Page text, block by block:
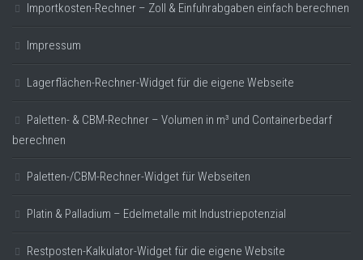
Importkosten-Rechner – Zoll & Einfuhrabgaben einfach berechnen
Impressum
Lagerflächen-Rechner-Widget für die eigene Webseite
Paletten- & CBM-Rechner – Volumen in m³ und Containerbedarf
berechnen
Paletten-/CBM-Rechner-Widget für Webseiten
Platin & Palladium – Edelmetalle mit Industriepotenzial
Restposten-Kalkulator-Widget für die eigene Website